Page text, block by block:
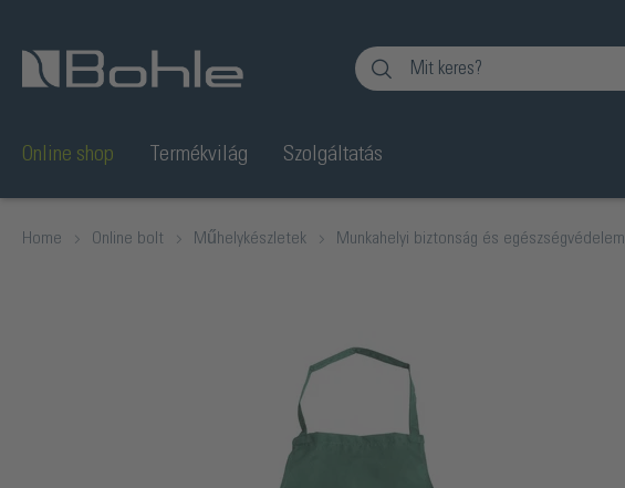
Online shop Termékvilág Szolgáltatás
Home Online bolt Műhelykészletek Munkahelyi biztonság és egészségvédelem